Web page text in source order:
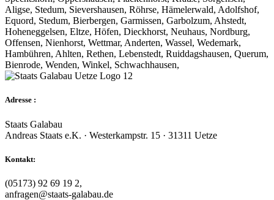
Aligse, Stedum, Sievershausen, Röhrse, Hämelerwald, Adolfshof,
Equord, Stedum, Bierbergen, Garmissen, Garbolzum, Ahstedt,
Hoheneggelsen, Eltze, Höfen, Dieckhorst, Neuhaus, Nordburg,
Offensen, Nienhorst, Wettmar, Anderten, Wassel, Wedemark,
Hambühren, Ahlten, Rethen, Lebenstedt, Ruiddagshausen, Querum,
Bienrode, Wenden, Winkel, Schwachhausen,
Adresse :
Staats Galabau
Andreas Staats e.K. · Westerkampstr. 15 · 31311 Uetze
Kontakt:
(05173) 92 69 19 2,
anfragen@staats-galabau.de